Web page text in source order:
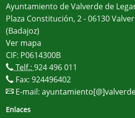
Ayuntamiento de Valverde de
Plaza Constitución, 2 - 06130
(Badajoz)
Ver mapa
CIF: P0614300B
Telf.: 924 496 011
Fax: 924496402
E-mail:
Enlaces